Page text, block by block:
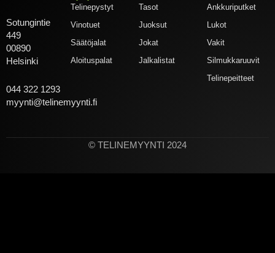
Sotungintie
449
00890
Helsinki
044 322 1293
myynti@telinemyynti.fi
Telinepystyt
Vinotuet
Säätöjalat
Aloituspalat
Tasot
Juoksut
Jokat
Jalkalistat
Ankkuriputket
Lukot
Vakit
Silmukkaruuvit
Telinepeitteet
© TELINEMYYNTI 2024